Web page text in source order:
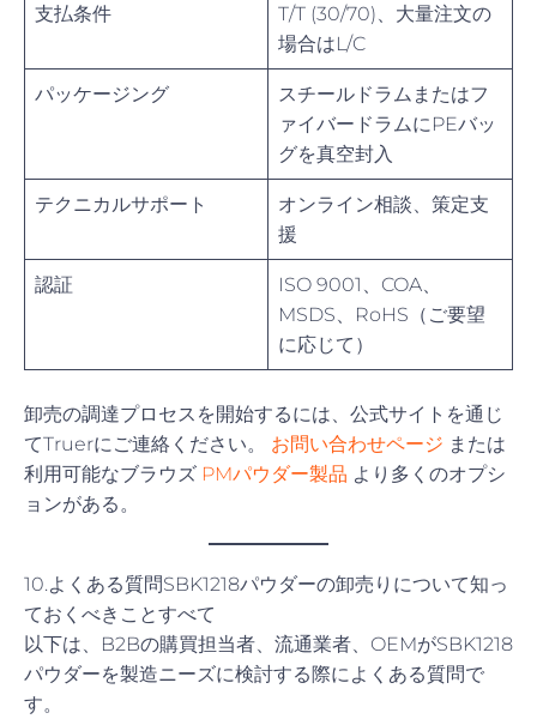
支払条件
T/T (30/70)、大量注文の
場合はL/C
パッケージング
スチールドラムまたはフ
ァイバードラムにPEバッ
グを真空封入
テクニカルサポート
オンライン相談、策定支
援
認証
ISO 9001、COA、
MSDS、RoHS（ご要望
に応じて）
卸売の調達プロセスを開始するには、公式サイトを通じ
てTruerにご連絡ください。 お問い合わせページ または
利用可能なブラウズ PMパウダー製品 より多くのオプシ
ョンがある。
10.よくある質問SBK1218パウダーの卸売りについて知っ
ておくべきことすべて
以下は、B2Bの購買担当者、流通業者、OEMがSBK1218
パウダーを製造ニーズに検討する際によくある質問で
す。